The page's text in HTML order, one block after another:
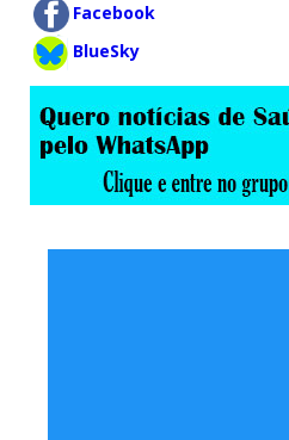
Facebook
BlueSky